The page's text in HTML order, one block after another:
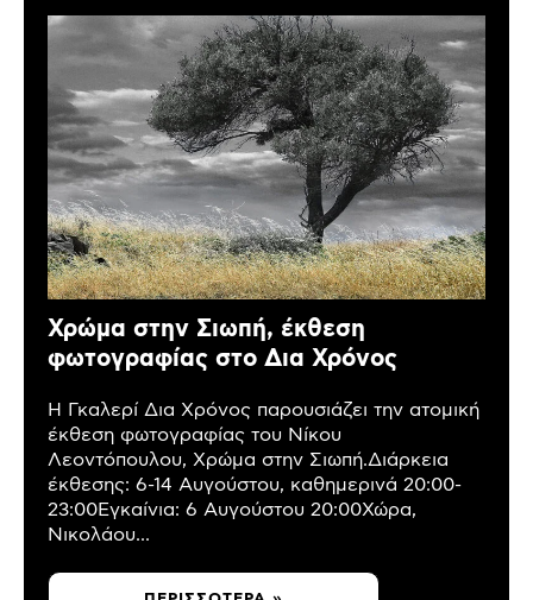
Χρώμα στην Σιωπή, έκθεση
φωτογραφίας στο Δια Χρόνος
Η Γκαλερί Δια Χρόνος παρουσιάζει την ατομική
έκθεση φωτογραφίας του Νίκου
Λεοντόπουλου, Χρώμα στην Σιωπή.Διάρκεια
έκθεσης: 6-14 Αυγούστου, καθημερινά 20:00-
23:00Εγκαίνια: 6 Αυγούστου 20:00Χώρα,
Νικολάου...